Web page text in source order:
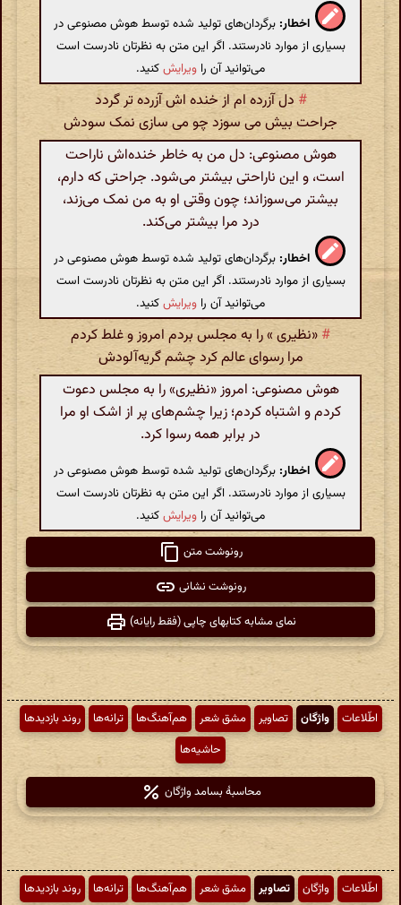
اخطار: برگردان‌های تولید شده توسط هوش مصنوعی در
بسیاری از موارد نادرستند. اگر این متن به نظرتان نادرست است
می‌توانید آن را ویرایشکنید.
# دل آزرده ام از خنده اش آزرده تر گردد
جراحت بیش می سوزد چو می سازی نمک سودش
هوش مصنوعی: دل من به خاطر خنده‌اش ناراحت
است، و این ناراحتی بیشتر می‌شود. جراحتی که دارم،
بیشتر می‌سوزاند؛ چون وقتی او به من نمک می‌زند،
درد مرا بیشتر می‌کند.
اخطار: برگردان‌های تولید شده توسط هوش مصنوعی در
بسیاری از موارد نادرستند. اگر این متن به نظرتان نادرست است
می‌توانید آن را ویرایشکنید.
# «نظیری » را به مجلس بردم امروز و غلط کردم
مرا رسوای عالم کرد چشم گریه‌آلودش
هوش مصنوعی: امروز «نظیری» را به مجلس دعوت
کردم و اشتباه کردم؛ زیرا چشم‌های پر از اشک او مرا
در برابر همه رسوا کرد.
اخطار: برگردان‌های تولید شده توسط هوش مصنوعی در
بسیاری از موارد نادرستند. اگر این متن به نظرتان نادرست است
می‌توانید آن را ویرایشکنید.
رونوشت متن
رونوشت نشانی
نمای مشابه کتابهای چاپی (فقط رایانه)
اطّلاعات واژگان تصاویر مشق شعر هم‌آهنگ‌ها ترانه‌ها
روند بازدیدها
حاشیه‌ها
محاسبهٔ بسامد واژگان
اطّلاعات واژگان تصاویر مشق شعر هم‌آهنگ‌ها ترانه‌ها روند بازدیدها